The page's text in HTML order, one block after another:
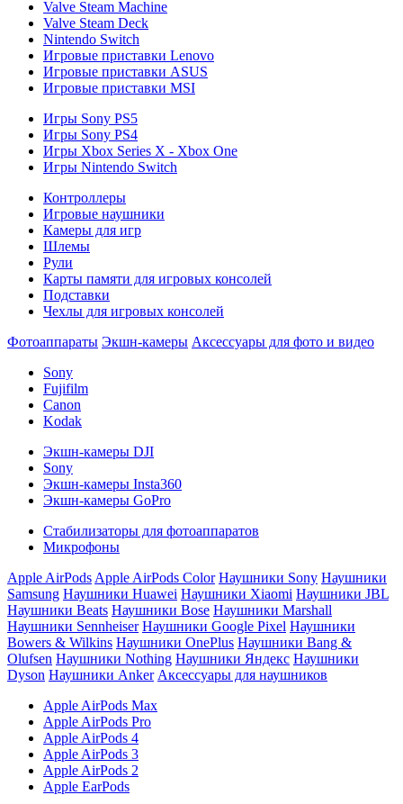
Valve Steam Machine
Valve Steam Deck
Nintendo Switch
Игровые приставки Lenovo
Игровые приставки ASUS
Игровые приставки MSI
Игры Sony PS5
Игры Sony PS4
Игры Xbox Series X - Xbox One
Игры Nintendo Switch
Контроллеры
Игровые наушники
Камеры для игр
Шлемы
Рули
Карты памяти для игровых консолей
Подставки
Чехлы для игровых консолей
Фотоаппараты Экшн-камеры Аксессуары для фото и видео
Sony
Fujifilm
Canon
Kodak
Экшн-камеры DJI
Sony
Экшн-камеры Insta360
Экшн-камеры GoPro
Стабилизаторы для фотоаппаратов
Микрофоны
Apple AirPods Apple AirPods Color Наушники Sony Наушники
Samsung Наушники Huawei Наушники Xiaomi Наушники JBL
Наушники Beats Наушники Bose Наушники Marshall
Наушники Sennheiser Наушники Google Pixel Наушники
Bowers & Wilkins Наушники OnePlus Наушники Bang &
Olufsen Наушники Nothing Наушники Яндекс Наушники
Dyson Наушники Anker Аксессуары для наушников
Apple AirPods Max
Apple AirPods Pro
Apple AirPods 4
Apple AirPods 3
Apple AirPods 2
Apple EarPods